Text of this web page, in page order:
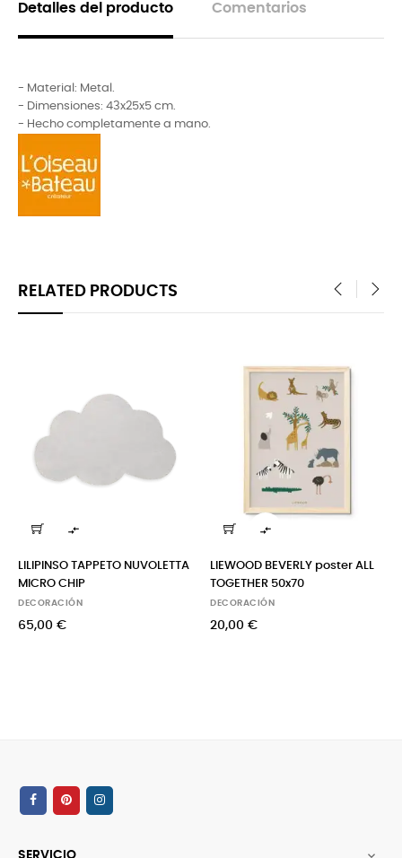
Detalles del producto Comentarios
- Material: Metal.
- Dimensiones: 43x25x5 cm.
- Hecho completamente a mano.
RELATED PRODUCTS

LILIPINSO TAPPETO NUVOLETTA
MICRO CHIP
DECORACIÓN
65,00 €

LIEWOOD BEVERLY poster ALL
TOGETHER 50x70
DECORACIÓN
20,00 €